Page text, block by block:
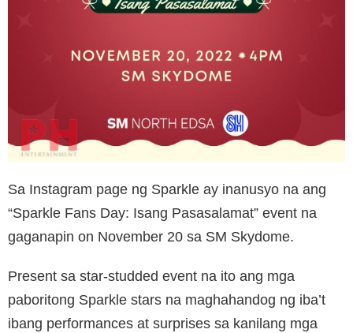
Sa Instagram page ng Sparkle ay inanusyo na ang
“Sparkle Fans Day: Isang Pasasalamat” event na
gaganapin on November 20 sa SM Skydome.
Present sa star-studded event na ito ang mga
paboritong Sparkle stars na maghahandog ng iba’t
ibang performances at surprises sa kanilang mga